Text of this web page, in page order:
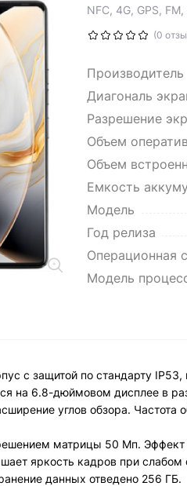
NFC, 4G, GPS,
(0
Производитель
Диагональ
Разрешение
Объем
Объем
Емкость
Модель
Год релиза
Операционная
Модель
с защитой по стандарту IP53,
на 6.8-дюймовом дисплее в
углов обзора.
матрицы 50 Мп.
яркость кадров при
данных отведено 256 ГБ.